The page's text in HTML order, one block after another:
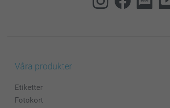
Våra produkter
Etiketter
Fotokort